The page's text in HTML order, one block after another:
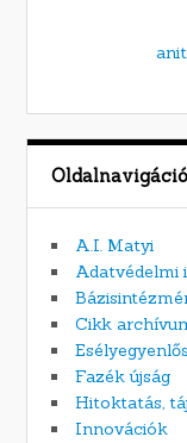
Oldalnavigáció
A.I. Matyi
Adatvédelmi
Cikk
Fazék újság
Hitoktatás,
Innovációk